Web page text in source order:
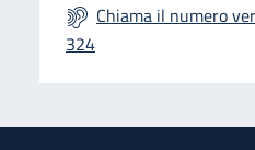
Chiama il numero
324